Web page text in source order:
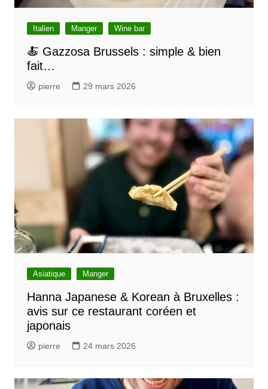
Italien Manger Wine bar
🍝 Gazzosa Brussels : simple & bien
fait…
pierre 29 mars 2026
Asiatique Manger
Hanna Japanese & Korean à Bruxelles :
avis sur ce restaurant coréen et
japonais
pierre 24 mars 2026